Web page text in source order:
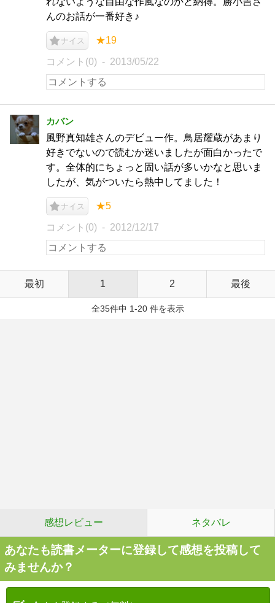
んのお話が一番好き♪
ナイス ★19
コメント(0) 2013/05/22
カバン
風野真知雄さんのデビュー作。鳥居耀蔵があまり
好きでないので読むか迷いましたが面白かったで
す。全体的にちょっと固い話が多いかなと思いま
したが、気がついたら熱中してました！
ナイス ★5
コメント(0) 2012/12/17
最初 1 2 最後
全35件中 1-20 件を表示
感想レビュー ネタバレ
あなたも読書メーターに登録して感想を投稿して
みませんか？